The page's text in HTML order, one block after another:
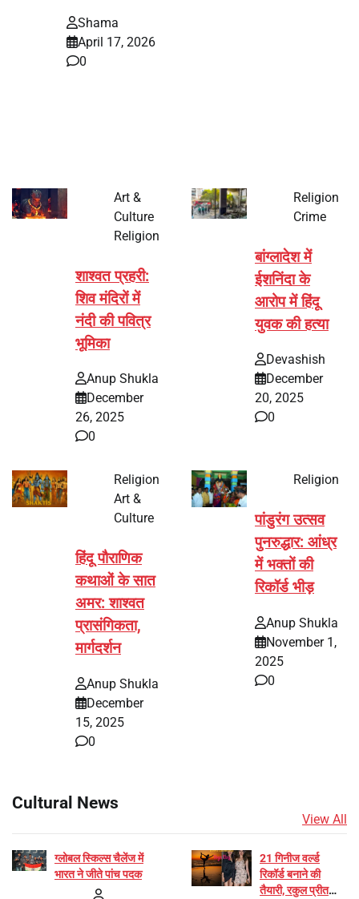
Shama
April 17, 2026
0
Art &
Culture
Religion
शाश्वत प्रहरी:
शिव मंदिरों में
नंदी की पवित्र
भूमिका
Anup Shukla
December
26, 2025
0
Religion
Crime
बांग्लादेश में
ईशनिंदा के
आरोप में हिंदू
युवक की हत्या
Devashish
December
20, 2025
0
Religion
Art &
Culture
हिंदू पौराणिक
कथाओं के सात
अमर: शाश्वत
प्रासंगिकता,
मार्गदर्शन
Anup Shukla
December
15, 2025
0
Religion
पांडुरंग उत्सव
पुनरुद्धार: आंध्र
में भक्तों की
रिकॉर्ड भीड़
Anup Shukla
November 1,
2025
0
Cultural News
View All
ग्लोबल स्किल्स चैलेंज में
भारत ने जीते पांच पदक
21 गिनीज वर्ल्ड
रिकॉर्ड बनाने की
तैयारी, रकुल प्रीत